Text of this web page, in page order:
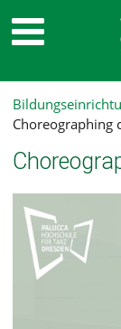
Choreographing